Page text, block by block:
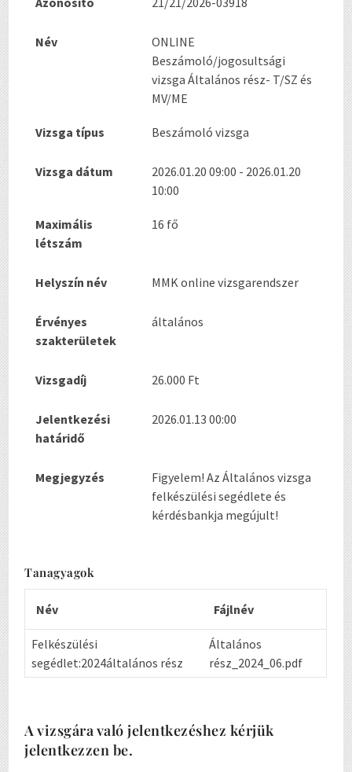
Név
ONLINE
Beszámoló/jogosultsági
vizsga Általános rész- T/SZ és
MV/ME
Vizsga típus Beszámoló vizsga
Vizsga dátum
2026.01.20 09:00 - 2026.01.20
10:00
Maximális
létszám
16 fő
Helyszín név MMK online vizsgarendszer
Érvényes
szakterületek
általános
Vizsgadíj 26.000 Ft
Jelentkezési
határidő
2026.01.13 00:00
Megjegyzés
Figyelem! Az Általános vizsga
felkészülési segédlete és
kérdésbankja megújult!
Tanagyagok
Név Fájlnév
Felkészülési
segédlet:2024általános rész
Általános
rész_2024_06.pdf
A vizsgára való jelentkezéshez kérjük
jelentkezzen be.